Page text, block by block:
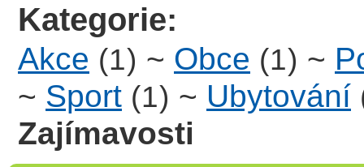
Kategorie:
Akce (1) ~ Obce (1) ~
~ Sport (1) ~ Ubytování
Zajímavosti